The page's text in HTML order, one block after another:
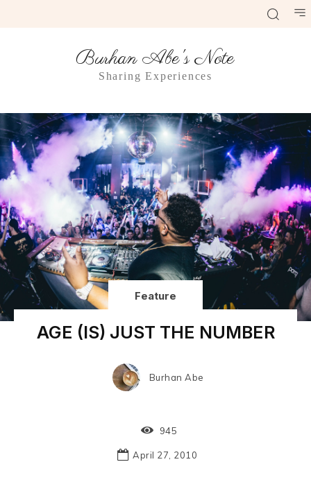
Burhan Abe's Note
Sharing Experiences
Feature
AGE (IS) JUST THE NUMBER
Burhan Abe
945
April 27, 2010